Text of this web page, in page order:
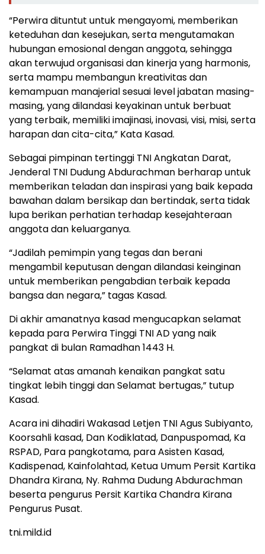
“Perwira dituntut untuk mengayomi, memberikan
keteduhan dan kesejukan, serta mengutamakan
hubungan emosional dengan anggota, sehingga
akan terwujud organisasi dan kinerja yang harmonis,
serta mampu membangun kreativitas dan
kemampuan manajerial sesuai level jabatan masing-
masing, yang dilandasi keyakinan untuk berbuat
yang terbaik, memiliki imajinasi, inovasi, visi, misi, serta
harapan dan cita-cita,” Kata Kasad.
Sebagai pimpinan tertinggi TNI Angkatan Darat,
Jenderal TNI Dudung Abdurachman berharap untuk
memberikan teladan dan inspirasi yang baik kepada
bawahan dalam bersikap dan bertindak, serta tidak
lupa berikan perhatian terhadap kesejahteraan
anggota dan keluarganya.
“Jadilah pemimpin yang tegas dan berani
mengambil keputusan dengan dilandasi keinginan
untuk memberikan pengabdian terbaik kepada
bangsa dan negara,” tagas Kasad.
Di akhir amanatnya kasad mengucapkan selamat
kepada para Perwira Tinggi TNI AD yang naik
pangkat di bulan Ramadhan 1443 H.
“Selamat atas amanah kenaikan pangkat satu
tingkat lebih tinggi dan Selamat bertugas,” tutup
Kasad.
Acara ini dihadiri Wakasad Letjen TNI Agus Subiyanto,
Koorsahli kasad, Dan Kodiklatad, Danpuspomad, Ka
RSPAD, Para pangkotama, para Asisten Kasad,
Kadispenad, Kainfolahtad, Ketua Umum Persit Kartika
Dhandra Kirana, Ny. Rahma Dudung Abdurachman
beserta pengurus Persit Kartika Chandra Kirana
Pengurus Pusat.
tni.mild.id